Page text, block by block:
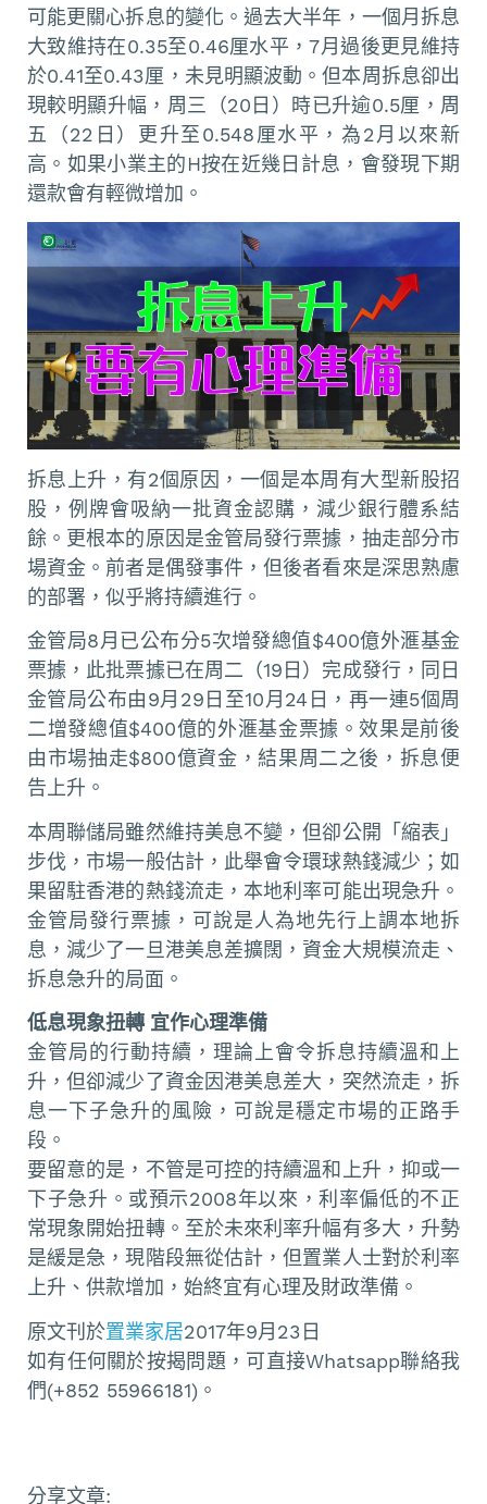
可能更關心拆息的變化。過去大半年，一個月拆息
大致維持在0.35至0.46厘水平，7月過後更見維持
於0.41至0.43厘，未見明顯波動。但本周拆息卻出
現較明顯升幅，周三（20日）時已升逾0.5厘，周
五（22日）更升至0.548厘水平，為2月以來新
高。如果小業主的H按在近幾日計息，會發現下期
還款會有輕微增加。
拆息上升，有2個原因，一個是本周有大型新股招
股，例牌會吸納一批資金認購，減少銀行體系結
餘。更根本的原因是金管局發行票據，抽走部分市
場資金。前者是偶發事件，但後者看來是深思熟慮
的部署，似乎將持續進行。
金管局8月已公布分5次增發總值$400億外滙基金
票據，此批票據已在周二（19日）完成發行，同日
金管局公布由9月29日至10月24日，再一連5個周
二增發總值$400億的外滙基金票據。效果是前後
由市場抽走$800億資金，結果周二之後，拆息便
告上升。
本周聯儲局雖然維持美息不變，但卻公開「縮表」
步伐，市場一般估計，此舉會令環球熱錢減少；如
果留駐香港的熱錢流走，本地利率可能出現急升。
金管局發行票據，可說是人為地先行上調本地拆
息，減少了一旦港美息差擴闊，資金大規模流走、
拆息急升的局面。
低息現象扭轉 宜作心理準備
金管局的行動持續，理論上會令拆息持續溫和上
升，但卻減少了資金因港美息差大，突然流走，拆
息一下子急升的風險，可說是穩定市場的正路手
段。
要留意的是，不管是可控的持續溫和上升，抑或一
下子急升。或預示2008年以來，利率偏低的不正
常現象開始扭轉。至於未來利率升幅有多大，升勢
是緩是急，現階段無從估計，但置業人士對於利率
上升、供款增加，始終宜有心理及財政準備。
原文刊於置業家居2017年9月23日
如有任何關於按揭問題，可直接Whatsapp聯絡我
們(+852 55966181)。
分享文章: